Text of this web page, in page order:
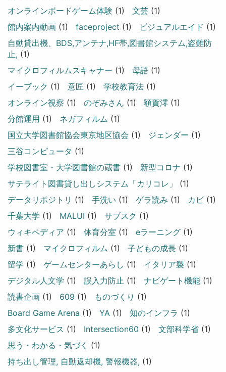
オンラインボードゲーム体験 (1) 文芸(1)
館内案内動画(1) faceproject (1) ビジュアルエイド (1)
自動貸出機、BDS,アンテナ,HF帯,図書館システム,盗難防
止, (1)
マイクロフィルムスキャナー (1) 母語(1)
イーブック (1) 意匠 (1) 学校教育法(1)
オンライン視察 (1) のぞみさん (1) 額賀澪 (1)
分館運用 (1) ネガフィルム (1)
国立大学図書館協会東京地区協会 (1) ジェンダー (1)
三谷コンピュータ (1)
学校図書室・大学図書館の蔵書(1) 新型コロナ (1)
サテライト図書貸し出しシステム「カリコレ」
(1)
データリポジトリ (1) 手洗い (1) ゲラ読み (1) カビ(1)
千葉大学 (1) MALUI (1) サブスク (1)
ウィキペディア (1) 体育分室 (1) eラーニング(1)
新書(1) マイクロフィルム (1) 子どもの成長(1)
留学 (1) ゲームセンターあらし (1) イタリア製 (1)
デジタル人文学 (1) 誤入力防止 (1) ナビゲート機能(1)
読書企画(1) 609 (1) ものづくり (1)
Board Game Arena (1) YA(1) 知のインフラ (1)
多文化サービス (1) Intersection60 (1) 文部科学省(1)
思う・わかる・気づく (1)
持ち出し管理, 自動返却機, 警報機器, (1)